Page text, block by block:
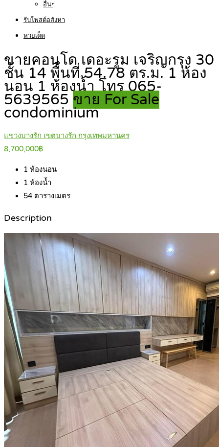
อื่นๆ
รับโพสต์อสังหา
หวยเด็ด
ขายคอนโด เดอะรูม เจริญกรุง 30
ชั้น 14 พื้นที่ 54.78 ตร.ม. 1 ห้อง
นอน 1 ห้องน้ำ โทร 065-
5639565 ขาย For Sale
condominium
แขวงบางรัก เขตบางรัก กรุงเทพมหานคร
8,700,000฿
1 ห้องนอน
1 ห้องน้ำ
54 ตารางเมตร
Description